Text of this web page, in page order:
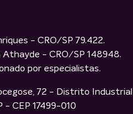
- CRO/SP 79.422.
- CRO/SP 148948.
por especialistas.
72 - Distrito Industrial
CEP 17499-010